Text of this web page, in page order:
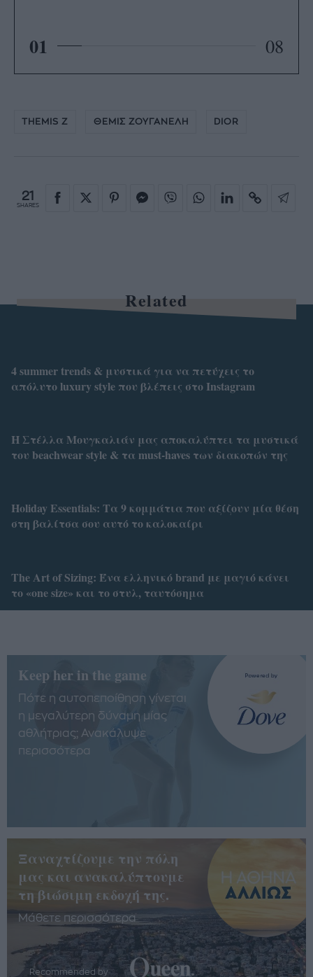
01 08
THEMIS Z ΘΕΜΙΣ ΖΟΥΓΑΝΕΛΗ DIOR
21
SHARES
Related
4 summer trends & μυστικά για να πετύχεις το
απόλυτο luxury style που βλέπεις στο Instagram
Η Στέλλα Μουγκαλιάν μας αποκαλύπτει τα μυστικά
του beachwear style & τα must-haves των διακοπών της
Holiday Essentials: Τα 9 κομμάτια που αξίζουν μία θέση
στη βαλίτσα σου αυτό το καλοκαίρι
Τhe Art of Sizing: Ένα ελληνικό brand με μαγιό κάνει
το «one size» και το στυλ, ταυτόσημα
Keep her in the game
Πότε η αυτοπεποίθηση γίνεται
η μεγαλύτερη δύναμη μίας
αθλήτριας; Ανακάλυψε
περισσότερα
Ξαναχτίζουμε την πόλη
μας και ανακαλύπτουμε
τη βιώσιμη εκδοχή της.
Μάθετε περισσότερα
Recommended by